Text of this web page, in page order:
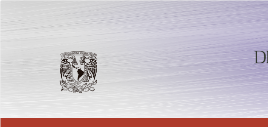
principal